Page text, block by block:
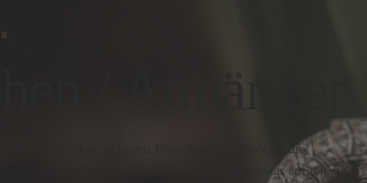
Schmuckstücken gehören Broschen und Nadeln, die
Geschichten zu erzählen haben. Elementar sorgen sie